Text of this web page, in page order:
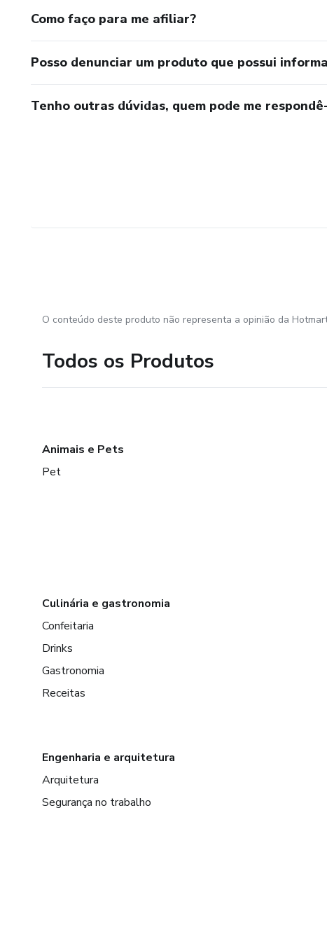
Como faço para me afiliar?
Posso denunciar um produto que possui
Tenho outras dúvidas, quem pode me
O conteúdo deste produto não representa a opinião da
Todos os Produtos
Animais e Pets
Pet
Culinária e gastronomia
Confeitaria
Drinks
Gastronomia
Receitas
Engenharia e arquitetura
Arquitetura
Segurança no trabalho